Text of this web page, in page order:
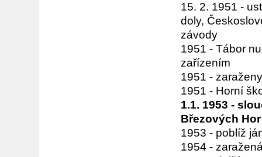
15. 2. 1951 -
doly,
závody
1951 - Tábor
zařízením
1951 -
1951 - Horní
1.1. 1953 -
Březových Hor
1953 - poblíž
1954 -